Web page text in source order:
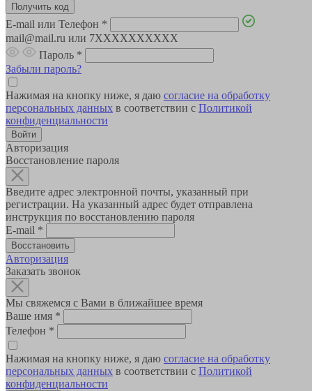
E-mail или Телефон *
mail@mail.ru или 7XXXXXXXXXX
Пароль *
Забыли пароль?
Нажимая на кнопку ниже, я даю согласие на обработку
персональных данных в соответствии с Политикой
конфиденциальности
Авторизация
Восстановление пароля
Введите адрес электронной почты, указанный при
регистрации. На указанный адрес будет отправлена
инструкция по восстановлению пароля
E-mail *
Авторизация
Заказать звонок
Мы свяжемся с Вами в ближайшее время
Ваше имя *
Телефон *
Нажимая на кнопку ниже, я даю согласие на обработку
персональных данных в соответствии с Политикой
конфиденциальности